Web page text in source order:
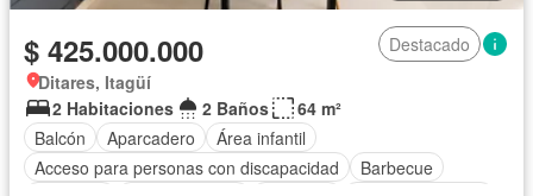
$ 425.000.000
Destacado
Ditares, Itagüí
2 Habitaciones
2 Baños
64 m²
Balcón
Aparcadero
Área infantil
Acceso para personas con discapacidad
Barbecue